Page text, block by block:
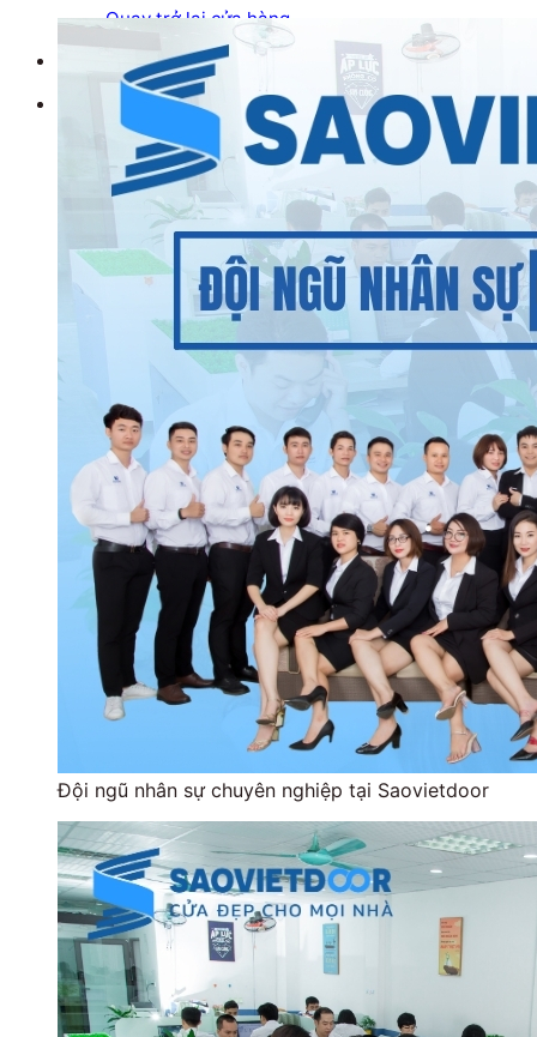
Quay trở lại cửa hàng
Tìm kiếm:
Đội ngũ nhân sự chuyên nghiệp tại Saovietdoor